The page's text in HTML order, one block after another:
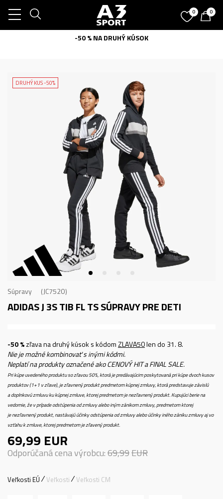
0 0
-50 % NA DRUHÝ KÚSOK
DRUHÝ KUS -50%
Súpravy JC7520
ADIDAS J 3S TIB FL TSSÚPRAVY PRE DETI
-50 %zľava na druhý kúsok s kódomZLAVA50len do 31. 8.
Nie je možné kombinovať s inými kódmi.
Neplatí na produkty označené ako CENOVÝ HIT a FINAL SALE.
Pri kúpe uvedeného produktu so zľavou 50%, ktorá je predávajúcim poskytovaná pri kúpe dvoch kusov
produktov (1+1 v zľave), je zľavnený produkt predmetom kúpnej zmluvy, ktorá predstavuje závislú
a doplnkovú zmluvu ku kúpnej zmluve, ktorej predmetom je nezľavnený produkt. Kupujúci berie na
vedomie, že v prípade odstúpenia od zmluvy alebo iným zánikom zmluvy, predmetom ktorej
je nezľavnený produkt, nastávajú účinky odstúpenia od zmluvy alebo účinky iného zániku zmluvy aj vo
vzťahu k zmluve, ktorej predmetom je zľavený produkt.
69,99 EUR
Odporúčaná cena výrobcu:69,99EUR
Veľkosti EÚ Veľkosti Veľkosti CM